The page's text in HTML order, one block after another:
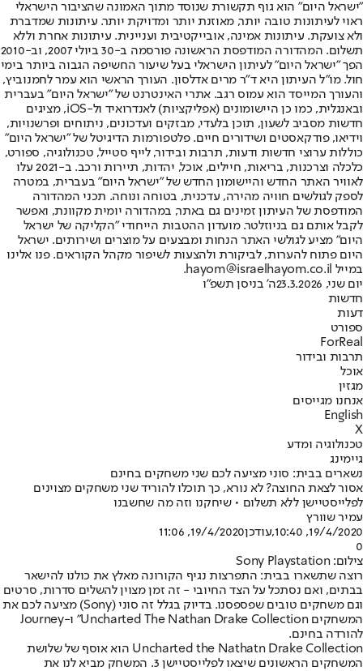
"ישראל היום" הוא גוף תקשורת שנוסד מתוך האמונה שהציבור הישראלי
ראוי לעיתונות טובה יותר, מאוזנת יותר ומדויקת יותר. עיתונות שמדברת
ולא צועקת. עיתונות אמינה, אובייקטיבית ועניינית. עיתונות אחרת וללא
תשלום. המהדורה המודפסת הראשונה פורסמה ב-30 ביולי 2007, וב-2010
הפך "ישראל היום" לעיתון הישראלי בעל שיעור החשיפה הגבוה ביותר בימי
חול. מו"ל העיתון היא ד"ר מרים אדלסון. העורך הראשי הוא עמר לחמנוביץ,
והעורך המייסד הוא עמוס רגב. אתרי האינטרנט של "ישראל היום" בעברית
ובאנגלית, כמו כן היישומונים (אפליקציות) לאנדרואיד ול-iOS, מציגים
חדשות מסביב לשעון, תוכן בלעדי, מבזקים ועדכונים, ניתוחים ופרשנויות,
וידיאו, פודקאסטים ושידורים חיים. פלטפורמות הדיגיטל של "ישראל היום"
כוללות ערוצי חדשות ודעות, תרבות ובידור, לייף סטייל, טכנולוגיה, ספורט,
כלכלה וצרכנות, בריאות, חיילים, אוכל, יהדות, תיירות ורכב. ב-2021 עלו
לאוויר האתר החדש והיישומון החדש של "ישראל היום" בעברית, במטרה
לספק לגולשים חוויה מהירה, עדכנית, בטוחה ונוחה. תכני המהדורה
המודפסת של העיתון זמינים גם באתר, במהדורה יומית מקוונת, ואפשר
לקבל אותם גם בניוזלטר. מועדון ההטבות הייחודי "הקליקה של ישראל
היום" מציע לגולשי האתר הנחות ומבצעים על מוצרים ושירותים. ישראל
היום פתוח להערות, לביקורת ולהצעות לשיפור מקהל הקוראים. פנו אלינו
במייל hayom@israelhayom.co.il.
יום שני, 23.3.2026
ה' בניסן תשפ"ו
חדשות
דעות
ספורט
ForReal
תרבות ובידור
אוכל
מגזין
אנחנו מגייסים
English
X
טכנולוגיה ומדע
גיימינג
נשארים בבית: סוני מציעה לכם שני משחקים בחינם
אסור לצאת החוצה? לא נורא, כך תוכלו להוריד שני משחקים מצוינים
לפלייסטיישן ללא תשלום • שיחקנו וזה מה שחשבנו
עמיר שוורץ
19/4/2020, 10:40
,עודכן19/4/2020, 11:06
0
צילום: Sony Playstation
רוצה שתשארו בבית: התפרצות נגיף הקורונה מאלץ את כולנו להישאר
בבתים, ואם נסתכל על הצד החיובי - זה זמן מצוין להשלים סדרות, סרטים
וגם משחקים טובים שפספסנו. בדיוק בגלל זה סוני (Sony) מציעה לכם את
המשחקים Uncharted The Nathan Drake Collection" ו-Journey
להורדה בחינם.
Uncharted the Nathatn Drake Collection הוא אוסף של שלושת
המשחקים הראשונים שיצאו לפלייסטיישן 3. המשחק מביא לנו את